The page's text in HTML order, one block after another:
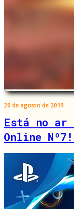
26 de agosto de 2019
Está no ar
Online